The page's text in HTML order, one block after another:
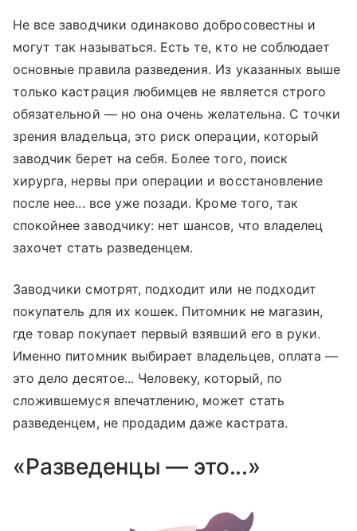
Не все заводчики одинаково добросовестны и
могут так называться. Есть те, кто не соблюдает
основные правила разведения. Из указанных выше
только кастрация любимцев не является строго
обязательной — но она очень желательна. С точки
зрения владельца, это риск операции, который
заводчик берет на себя. Более того, поиск
хирурга, нервы при операции и восстановление
после нее... все уже позади. Кроме того, так
спокойнее заводчику: нет шансов, что владелец
захочет стать разведенцем.
Заводчики смотрят, подходит или не подходит
покупатель для их кошек. Питомник не магазин,
где товар покупает первый взявший его в руки.
Именно питомник выбирает владельцев, оплата —
это дело десятое... Человеку, который, по
сложившемуся впечатлению, может стать
разведенцем, не продадим даже кастрата.
«Разведенцы — это...»